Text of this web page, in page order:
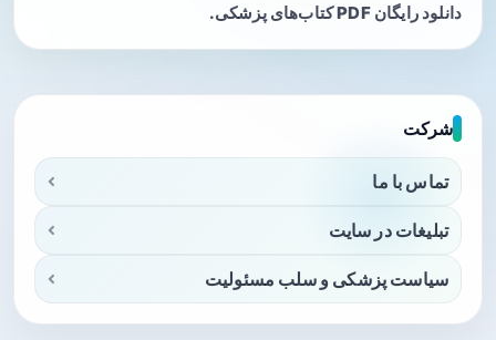
دانلود رایگان PDF کتاب‌های پزشکی.
شرکت
تماس با ما
تبلیغات در سایت
سیاست پزشکی و سلب مسئولیت